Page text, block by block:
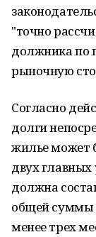
"точно
должника по
рыночную
Согласно
долги
жилье может
двух
должна
общей суммы
менее трех